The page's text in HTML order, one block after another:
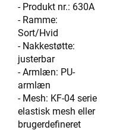
- Produkt nr.: 630A
- Ramme:
Sort/Hvid
- Nakkestøtte:
justerbar
- Armlæn: PU-
armlæn
- Mesh: KF-04 serie
elastisk mesh eller
brugerdefineret